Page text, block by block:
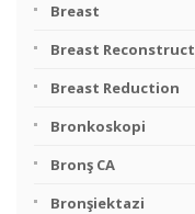
Breast
Breast
Breast Reduction
Bronkoskopi
Bronş CA
Bronşiektazi